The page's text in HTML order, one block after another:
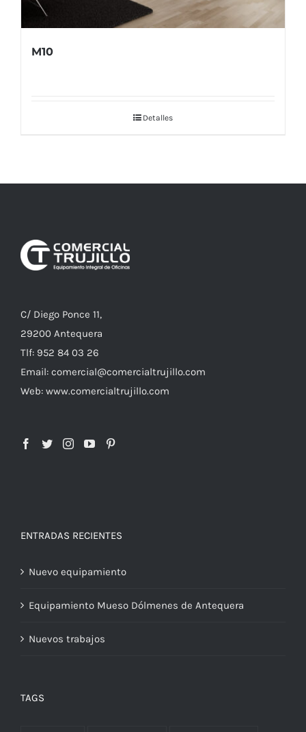
M10
Detalles
C/ Diego Ponce 11,
29200 Antequera
Tlf: 952 84 03 26
Email: comercial@comercialtrujillo.com
Web: www.comercialtrujillo.com
ENTRADAS RECIENTES
Nuevo equipamiento
Equipamiento Mueso Dólmenes de Antequera
Nuevos trabajos
TAGS